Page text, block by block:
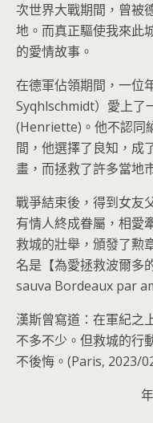
次世界大戰期間，曾被
地。而真正驅使我來此
的愛情故事。
在德軍佔領期間，一位
Syqhlschmidt）愛上了
(Henriette)。他不認同
間，他選擇了良知，成
畫，而拯救了許多當地
戰爭結束後，得到女友
有情人終成眷屬，相愛
救城的壯舉，頒發了勲
名是【為愛拯救波爾多
sauva Bordeaux par
漢斯曾寫道：在軍紀之
不多不少。但救城的行
不後悔。(Paris, 2023/